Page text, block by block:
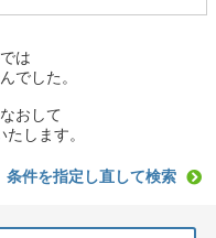
は
でした。
おして
します。
条件を指定し直して検索